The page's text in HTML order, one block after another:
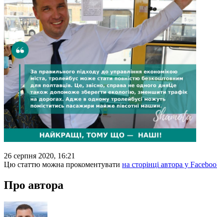
26 серпня 2020, 16:21
Цю статтю можна прокоментувати на сторінці автора у
Про автора